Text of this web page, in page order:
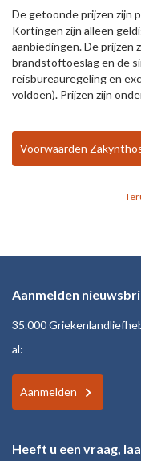
De getoonde prijzen zijn
Kortingen zijn alleen
aanbiedingen. De prijzen
brandstoftoeslag en de
reisbureauregeling en
voldoen). Prijzen zijn
Voorwaarden
Aanmelden
35.000
al:
Aanmelden
Heeft u een vraag,